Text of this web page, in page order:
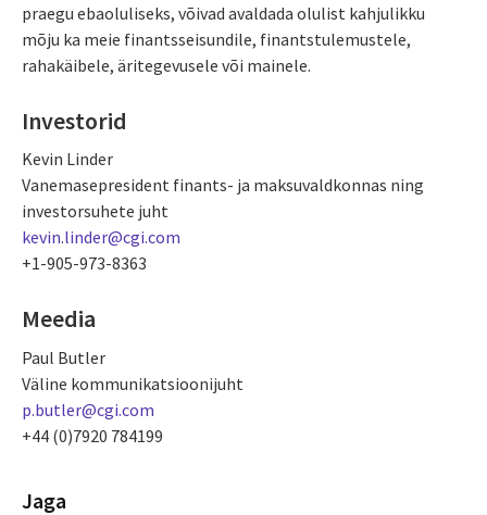
praegu ebaoluliseks, võivad avaldada olulist kahjulikku
mõju ka meie finantsseisundile, finantstulemustele,
rahakäibele, äritegevusele või mainele.
Investorid
Kevin Linder
Vanemasepresident finants- ja maksuvaldkonnas ning
investorsuhete juht
kevin.linder@cgi.com
+1-905-973-8363
Meedia
Paul Butler
Väline kommunikatsioonijuht
p.butler@cgi.com
+44 (0)7920 784199
Jaga